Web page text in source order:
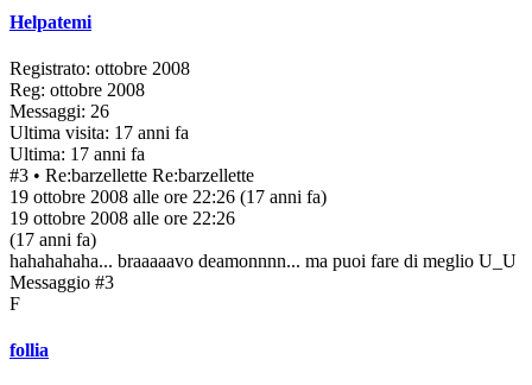
Helpatemi
Registrato: ottobre 2008
Reg: ottobre 2008
Messaggi: 26
Ultima visita: 17 anni fa
Ultima: 17 anni fa
#3 • Re:barzellette Re:barzellette
19 ottobre 2008 alle ore 22:26 (17 anni fa)
19 ottobre 2008 alle ore 22:26
(17 anni fa)
hahahahaha... braaaaavo deamonnnn... ma puoi fare di meglio U_U
Messaggio #3
F
follia